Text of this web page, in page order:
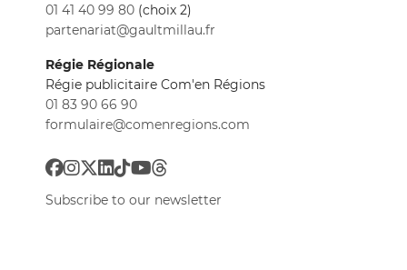
01 41 40 99 80 (choix 2)
partenariat@gaultmillau.fr
Régie Régionale
Régie publicitaire Com'en Régions
01 83 90 66 90
formulaire@comenregions.com
Subscribe to our newsletter